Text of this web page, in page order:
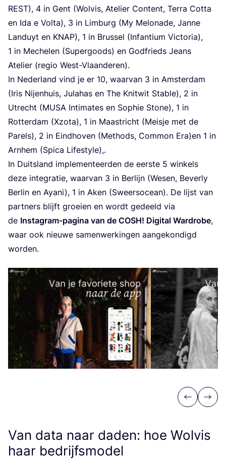
REST), 4 in Gent (Wol­vis, Ate­lier Con­tent, Ter­ra Cot­ta
en Ida e Vol­ta), 3 in Lim­burg (My Melo­na­de, Jan­ne
Lan­duyt en KNAP), 1 in Brus­sel (Infan­ti­um Vic­to­ria),
1 in Meche­len (Super­goods) en God­frieds Jeans
Ate­lier (regio West-Vlaanderen).
In Neder­land vind je er 10, waar­van 3 in Amster­dam
(Iris Nij­en­huis, Jula­has en The Knit­wit Sta­ble), 2 in
Utrecht (MUSA Inti­ma­tes en Sop­hie Sto­ne), 1 in
Rot­ter­dam (Xzota), 1 in Maas­tricht (Meis­je met de
Parels), 2 in Eind­ho­ven (Methods, Com­mon Era)en 1 in
Arn­hem (Spi­ca Lifestyle),.
In Duits­land imple­men­teer­den de eer­ste 5 win­kels
deze inte­gra­tie, waar­van 3 in Ber­lijn (Wesen, Bever­ly
Ber­lin en Aya­ni), 1 in Aken (Sweer­s­ocean). De lijst van
part­ners blijft groei­en en wordt gedeeld via
de Inst­agram-pagi­na van de COSH! Digi­tal Ward­ro­be,
waar ook nieu­we samen­wer­kin­gen aan­ge­kon­digd
worden.
Previous
Next
Van data naar daden: hoe Wolvis
haar bedrijfsmodel